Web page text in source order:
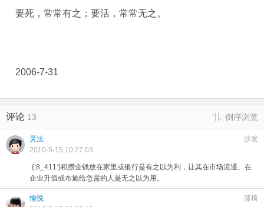
要死，常常有之；要活，常常无之。
2006-7-31
评论 13 倒序浏览
沙发
灵法
2010-5-15 10:27:03
{:8_411:}积攒金钱放在家里或银行是有之以为利，让其在市场流通、在
企业升值或布施给急需的人是无之以为用。
藤椅
愉悦